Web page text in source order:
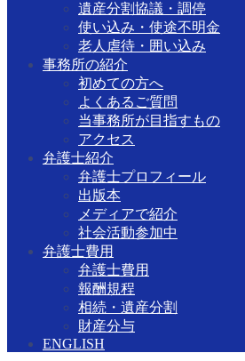
遺産分割協議・調停
使い込み・使途不明金
老人虐待・囲い込み
事務所の紹介
初めての方へ
よくあるご質問
当事務所が目指すもの
アクセス
弁護士紹介
弁護士プロフィール
出版本
メディアで紹介
社会活動参加中
弁護士費用
弁護士費用
報酬規程
相続・遺産分割
財産分与
ENGLISH